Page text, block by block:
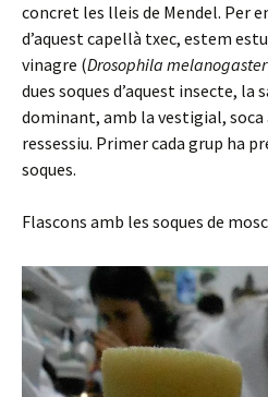
concret les lleis de Mendel. Per
d’aquest capellà txec, estem
vinagre (Drosophila melanogaster
dues soques d’aquest insecte, la
dominant, amb la vestigial, soca
ressessiu. Primer cada grup ha
soques.
Flascons amb les soques de